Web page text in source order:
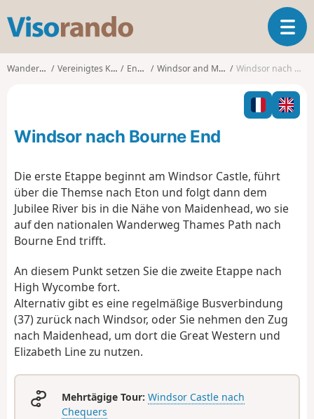
s
o
o
T
o
g
l
e
n
t
Wanderungen Vereinigtes Königreich England Windsor and Maidenhead Windsor nach Bourne End
Windsor nach Bourne End
Die erste Etappe beginnt am Windsor Castle, führt
über die Themse nach Eton und folgt dann dem
Jubilee River bis in die Nähe von Maidenhead, wo sie
auf den nationalen Wanderweg Thames Path nach
Bourne End trifft.
An diesem Punkt setzen Sie die zweite Etappe nach
High Wycombe fort.
Alternativ gibt es eine regelmäßige Busverbindung
(37) zurück nach Windsor, oder Sie nehmen den Zug
nach Maidenhead, um dort die Great Western und
Elizabeth Line zu nutzen.
Mehrtägige Tour: Windsor Castle nach
Chequers